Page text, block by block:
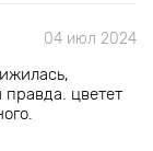
04 июл 2024
цветет